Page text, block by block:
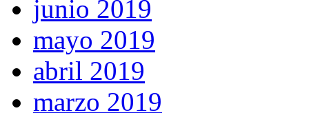
junio 2019
mayo 2019
abril 2019
marzo 2019